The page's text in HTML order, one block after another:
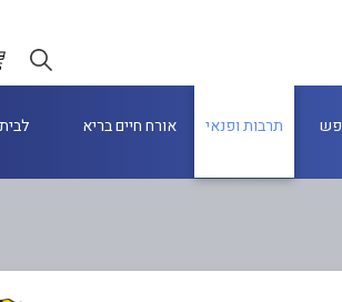
תרבות ופנאי אורח חיים בריא לבית